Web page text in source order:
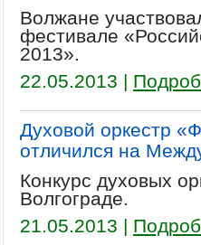
Волжане
фестивале
2013».
22.05.2013 |
Духовой оркестр
отличился на
Конкурс духовых
Волгограде.
21.05.2013 |